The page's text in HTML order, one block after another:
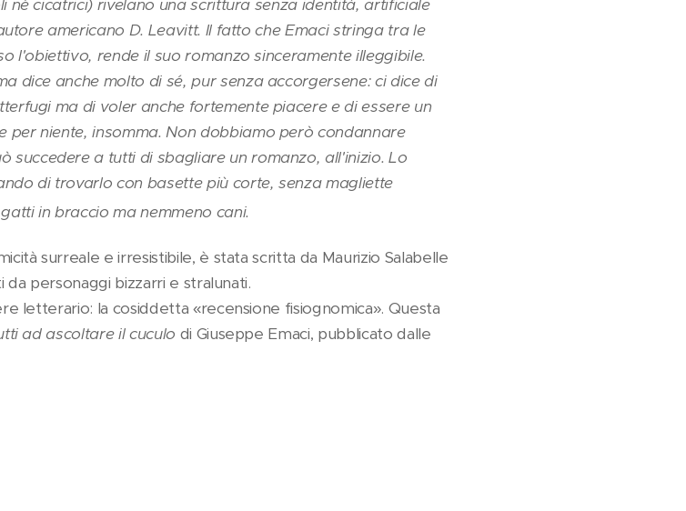
cicatrici) rivelano una scrittura senza identità, artificiale
americano D. Leavitt. Il fatto che Emaci stringa tra le
l'obiettivo, rende il suo romanzo sinceramente illeggibile.
dice anche molto di sé, pur senza accorgersene: ci dice di
ma di voler anche fortemente piacere e di essere un
niente, insomma. Non dobbiamo però condannare
succedere a tutti di sbagliare un romanzo, all'inizio. Lo
di trovarlo con basette più corte, senza magliette
in braccio ma nemmeno cani.
surreale e irresistibile, è stata scritta da Maurizio Salabelle
da personaggi bizzarri e stralunati.
letterario: la cosiddetta «recensione fisiognomica». Questa
ad ascoltare il cuculo di Giuseppe Emaci, pubblicato dalle